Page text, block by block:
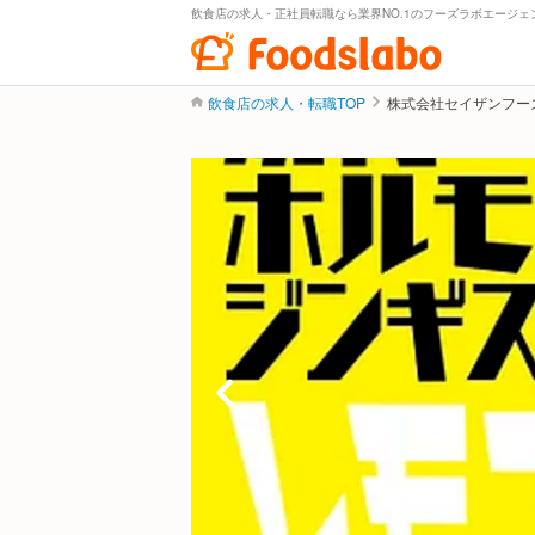
飲食店の求人・正社員転職なら業界NO.1のフーズラボエージェ
飲食店の求人・転職TOP 株式会社セイザンフ